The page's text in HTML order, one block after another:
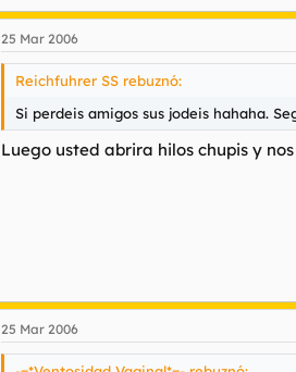
25 Mar 2006
Reichfuhrer SS rebuznó:
Si perdeis amigos sus jodeis hahaha.
Luego usted abrira hilos chupis y
25 Mar 2006